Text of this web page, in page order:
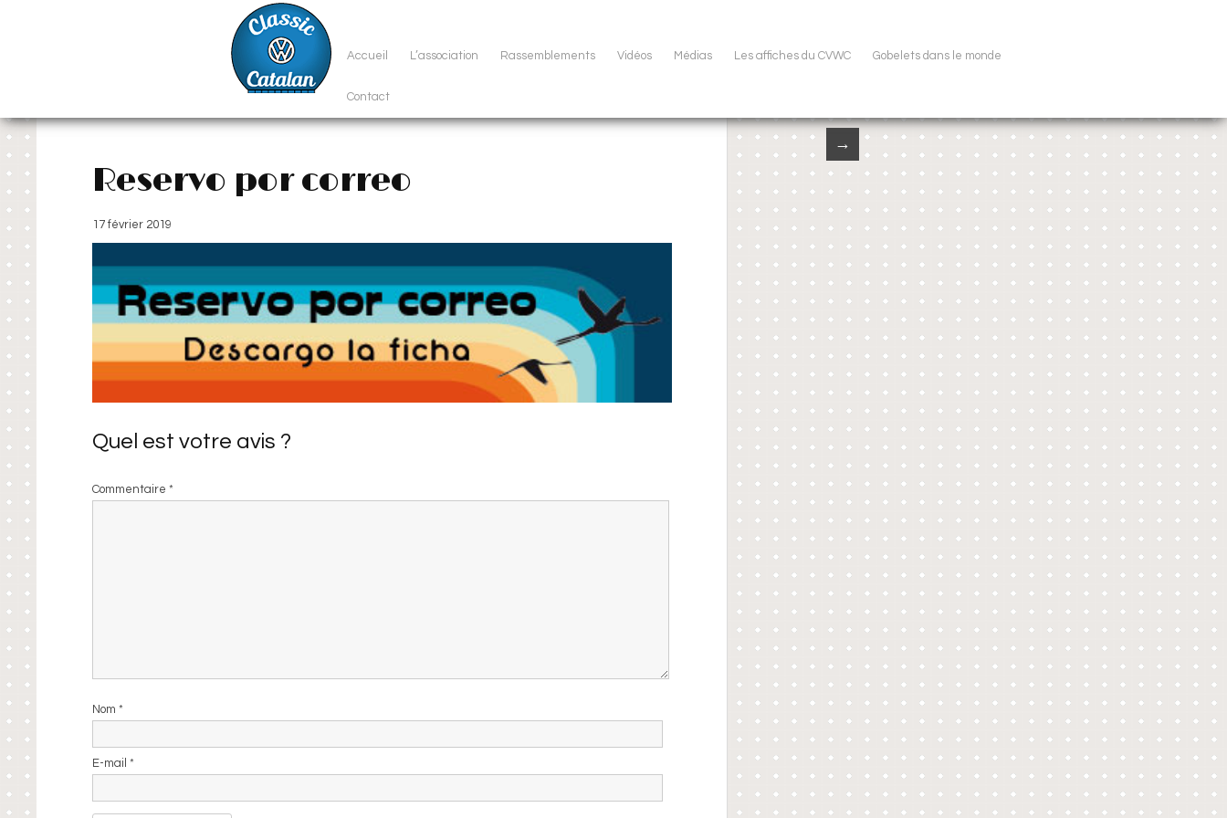
Accueil L’association Rassemblements Vidéos Médias Les affiches du CVWC Gobelets dans le monde
Contact
→
Reservo por correo
17 février 2019
Quel est votre avis ?
Commentaire *
Nom *
E-mail *